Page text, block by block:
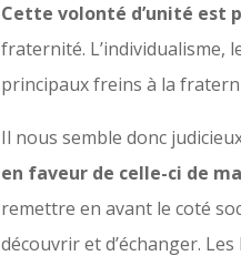
Cette volonté d’unité est
fraternité. L’individualisme,
principaux freins à la
Il nous semble donc
en faveur de celle-ci de
remettre en avant le coté
découvrir et d’échanger.